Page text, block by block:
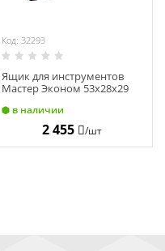
Код: 32293
Ящик для инструментов
Мастер Эконом 53х28х29
в наличии
2 455 /шт